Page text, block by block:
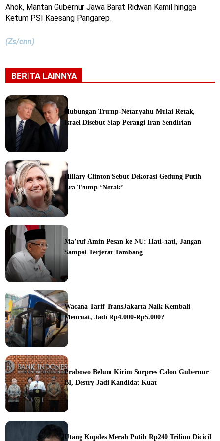
Ahok, Mantan Gubernur Jawa Barat Ridwan Kamil hingga
Ketum PSI Kaesang Pangarep.
(Zs/cnn)
BERITA LAINNYA
Hubungan Trump-Netanyahu Mulai Retak,
Israel Disebut Siap Perangi Iran Sendirian
Hillary Clinton Sebut Dekorasi Gedung Putih
Era Trump ‘Norak’
Ma’ruf Amin Pesan ke NU: Hati-hati, Jangan
Sampai Terjerat Tambang
Wacana Tarif TransJakarta Naik Kembali
Mencuat, Jadi Rp4.000-Rp5.000?
Prabowo Belum Kirim Surpres Calon Gubernur
BI, Destry Jadi Kandidat Kuat
Utang Kopdes Merah Putih Rp240 Triliun Dicicil